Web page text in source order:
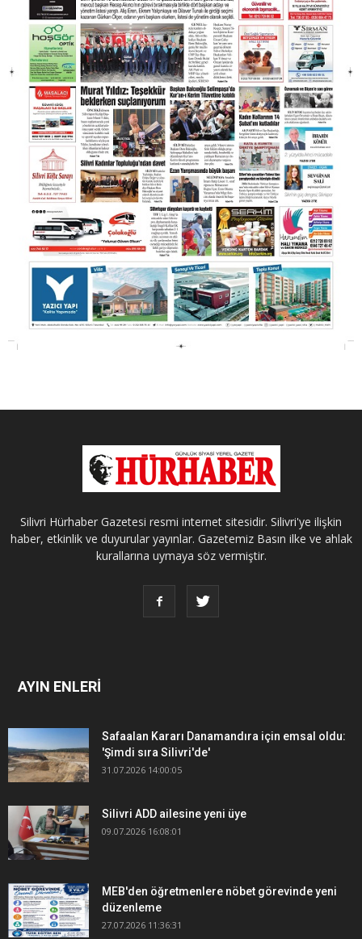
Silivri Hürhaber Gazetesi resmi internet sitesidir. Silivri'ye ilişkin
haber, etkinlik ve duyurular yayınlar. Gazetemiz Basın ilke ve ahlak
kurallarına uymaya söz vermiştir.
AYIN ENLERİ
Safaalan Kararı Danamandıra için emsal oldu:
'Şimdi sıra Silivri'de'
31.07.2026 14:00:05
Silivri ADD ailesine yeni üye
09.07.2026 16:08:01
MEB'den öğretmenlere nöbet görevinde yeni
düzenleme
27.07.2026 11:36:31